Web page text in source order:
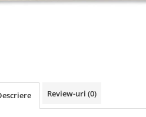
Review-uri (0)